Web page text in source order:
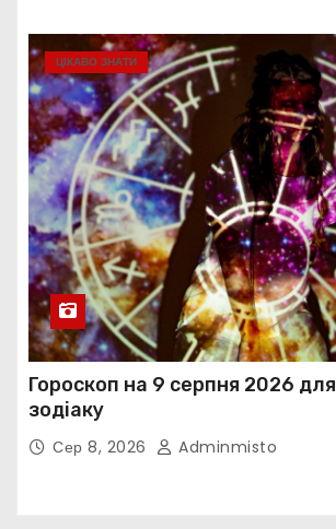
ЦІКАВО ЗНАТИ
Гороскоп на 9 серпня 2026 для
зодіаку
Сер 8, 2026 Adminmisto